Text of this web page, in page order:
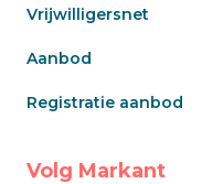
Vrijwilligersnet
Aanbod
Registratie aanbod
Volg Markant